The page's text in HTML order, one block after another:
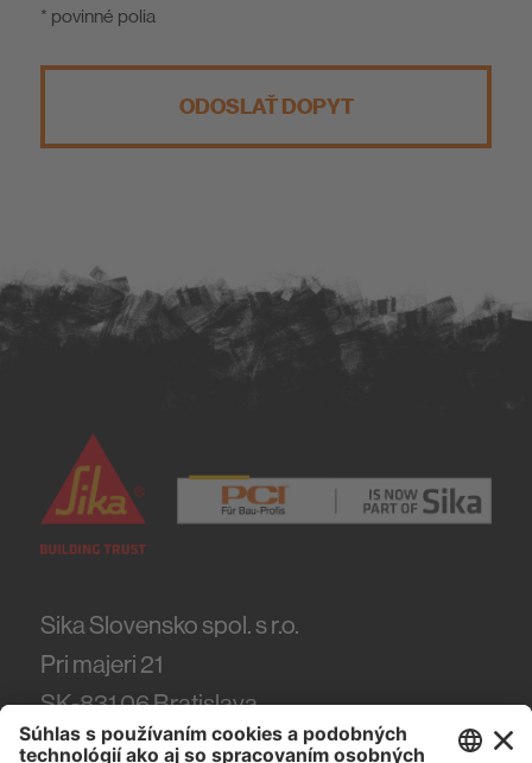
* povinné polia
ODOSLAŤ DOPYT
Sika Slovensko spol. s r.o.
Pri majeri 21
SK-831 06Bratislava